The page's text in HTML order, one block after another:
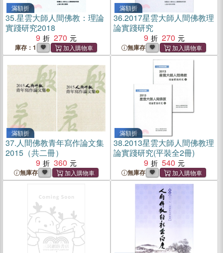
滿額折
35.星雲大師人間佛教：理論
實踐研究2018
9
270
庫存：1
滿額折
36.2017星雲大師人間佛教理
論實踐研究
9
270
無庫存
滿額折
37.人間佛教青年寫作論文集
2015（共二冊）
9
360
無庫存
滿額折
38.2013星雲大師人間佛教理
論實踐研究(平裝全2冊)
9
540
無庫存